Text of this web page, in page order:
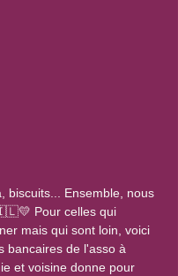
Pour celles qui
mais qui sont loin, voici
bancaires de l'asso à
et voisine donne pour